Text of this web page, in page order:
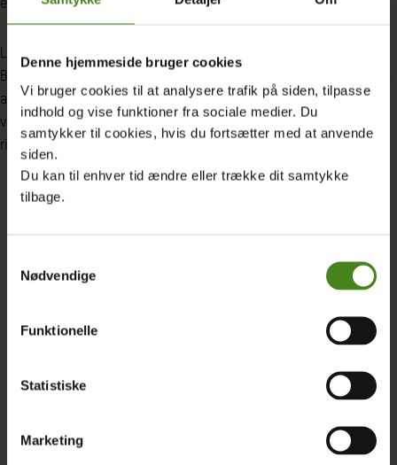
Denne hjemmeside bruger cookies
Vi bruger cookies til at analysere trafik på siden, tilpasse
indhold og vise funktioner fra sociale medier. Du
samtykker til cookies, hvis du fortsætter med at anvende
siden.
Du kan til enhver tid ændre eller trække dit samtykke
tilbage.
Nødvendige
Funktionelle
Statistiske
Marketing
Lige nu er der en energi og en vilje til forandring, som er unik.
Brug den til at skabe forandring omkring dig. Brug den måske til
at blive ambassadør for Oxfam Danmark og vores fælles sag. Så
vil vi bruge opbakningen til at give det hele et ekstra skub i den
rigtige retning.